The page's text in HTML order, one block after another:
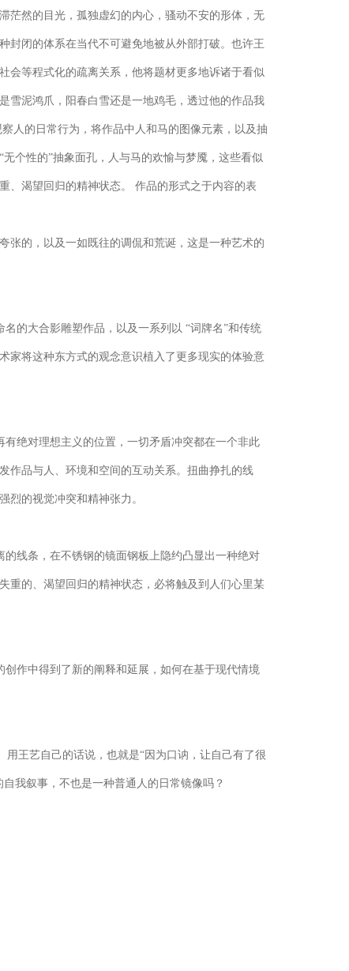
茫然的目光，孤独虚幻的内心，骚动不安的形体，无
封闭的体系在当代不可避免地被从外部打破。也许王
会等程式化的疏离关系，他将题材更多地诉诸于看似
雪泥鸿爪，阳春白雪还是一地鸡毛，透过他的作品我
人的日常行为，将作品中人和马的图像元素，以及抽
个性的”抽象面孔，人与马的欢愉与梦魇，这些看似
、渴望回归的精神状态。 作品的形式之于内容的表
张的，以及一如既往的调侃和荒诞，这是一种艺术的
的大合影雕塑作品，以及一系列以 “词牌名”和传统
家将这种东方式的观念意识植入了更多现实的体验意
绝对理想主义的位置，一切矛盾冲突都在一个非此
作品与人、环境和空间的互动关系。扭曲挣扎的线
烈的视觉冲突和精神张力。
线条，在不锈钢的镜面钢板上隐约凸显出一种绝对
重的、渴望回归的精神状态，必将触及到人们心里某
作中得到了新的阐释和延展，如何在基于现代情境
王艺自己的话说，也就是“因为口讷，让自己有了很
我叙事，不也是一种普通人的日常镜像吗？